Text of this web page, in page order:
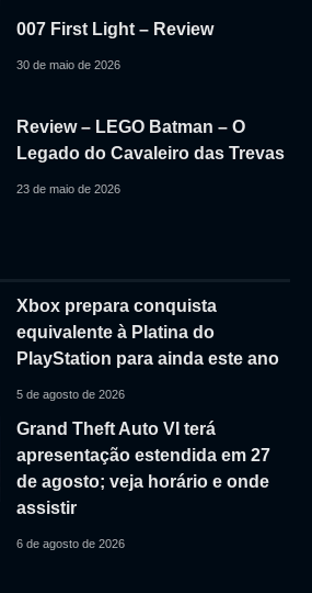
007 First Light – Review
30 de maio de 2026
Review – LEGO Batman – O
Legado do Cavaleiro das Trevas
23 de maio de 2026
Xbox prepara conquista
equivalente à Platina do
PlayStation para ainda este ano
5 de agosto de 2026
Grand Theft Auto VI terá
apresentação estendida em 27
de agosto; veja horário e onde
assistir
6 de agosto de 2026